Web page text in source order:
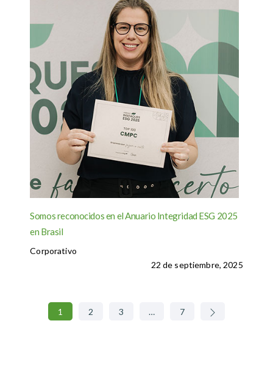
Somos reconocidos en el Anuario Integridad ESG 2025
en Brasil
Corporativo
22 de septiembre, 2025
1 2 3 … 7